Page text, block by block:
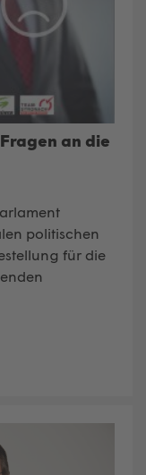
an die
politischen
für die